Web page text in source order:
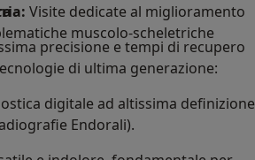
Visite dedicate al miglioramento
muscolo-scheletriche
precisione e tempi di recupero
di ultima generazione:
digitale ad altissima definizione
Endorali).